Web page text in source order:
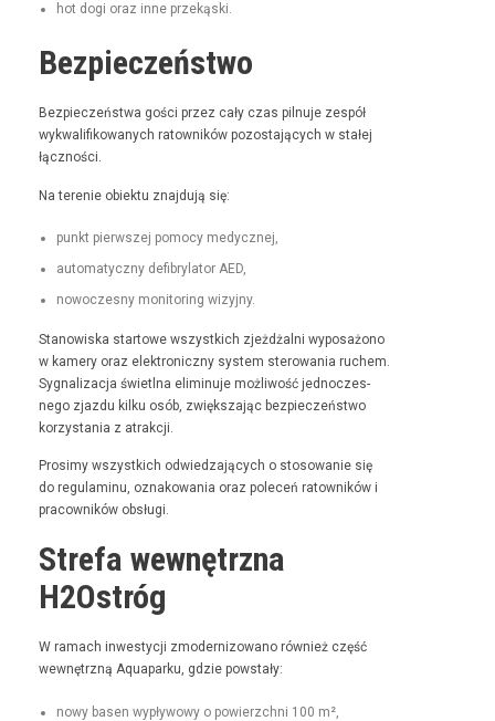
hot dogi oraz inne przekąski.
Bezpieczeństwo
Bez­pieczeńst­wa goś­ci przez cały czas pil­nu­je zespół
wyk­wal­i­fikowanych ratown­ików pozosta­ją­cych w stałej
łączności.
Na tere­nie obiek­tu zna­j­du­ją się:
punkt pier­wszej pomo­cy medycznej,
automaty­czny defi­bry­la­tor AED,
nowoczes­ny mon­i­tor­ing wizyjny.
Stanowiska star­towe wszys­t­kich zjeżdżal­ni wyposażono
w kamery oraz elek­tron­iczny sys­tem sterowa­nia ruchem.
Syg­nal­iza­c­ja świ­etl­na elimin­u­je możli­wość jed­noczes­
nego zjaz­du kilku osób, zwięk­sza­jąc bez­pieczeńst­wo
korzys­ta­nia z atrakcji.
Prosimy wszys­t­kich odwiedza­ją­cych o stosowanie się
do reg­u­laminu, oznakowa­nia oraz pole­ceń ratown­ików i
pra­cown­ików obsługi.
Strefa wewnętrzna
H2Ostróg
W ramach inwest­y­cji zmod­ern­i­zowano również część
wewnętrzną Aqua­parku, gdzie powstały:
nowy basen wypły­wowy o powierzch­ni 100 m²,